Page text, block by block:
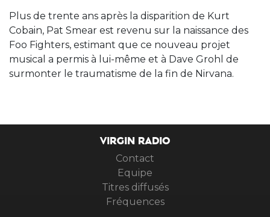
Plus de trente ans après la disparition de Kurt
Cobain, Pat Smear est revenu sur la naissance des
Foo Fighters, estimant que ce nouveau projet
musical a permis à lui-même et à Dave Grohl de
surmonter le traumatisme de la fin de Nirvana.
VIRGIN RADIO
Contact
Equipe
Titres diffusés
Fréquences